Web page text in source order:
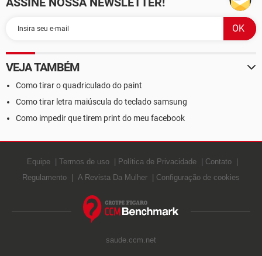
VEJA TAMBÉM
Como tirar o quadriculado do paint
Como tirar letra maiúscula do teclado samsung
Como impedir que tirem print do meu facebook
Equipe Termos de uso Política de Privacidade
Contato
Regulamento
A Revista Da Mulher Configuração de cookies
saude.ccm.net